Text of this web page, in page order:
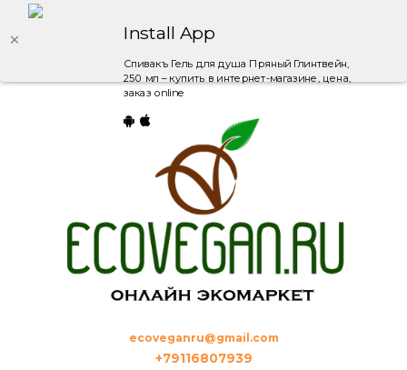
Install App
Спивакъ Гель для душа Пряный Глинтвейн,
250 мл – купить в интернет-магазине, цена,
заказ online
ecoveganru@gmail.com
+79116807939